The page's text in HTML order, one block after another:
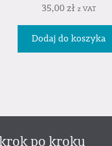
35,00 zł z VAT
Dodaj do koszyka
po kroku